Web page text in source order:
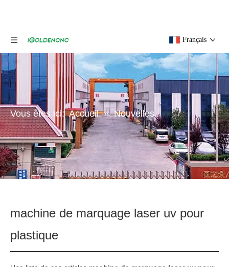
Français
Vous êtes ici: Accueil » Nouvelles
machine de marquage laser uv pour
plastique